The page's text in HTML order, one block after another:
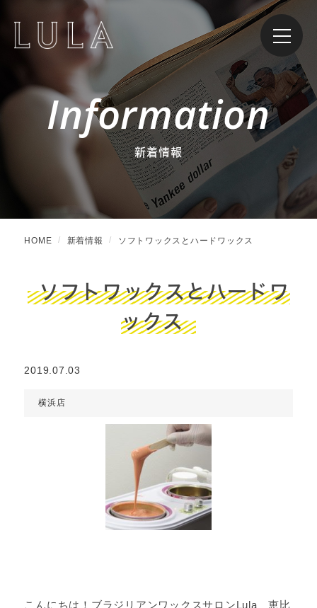
Information
新着情報
HOME 新着情報 ソフトワックスとハードワックス
ソフトワックスとハードワ
ックス
2019.07.03
横浜店
こんにちは！ブラジリアンワックスサロンLula 恵比